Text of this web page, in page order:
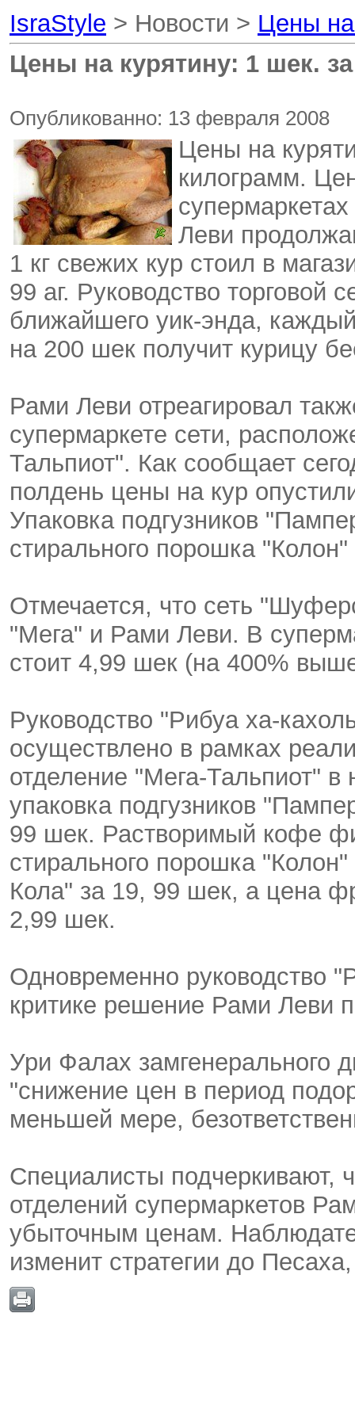
IsraStyle > Новости > Цены на
Цены на курятину: 1 шек.
Опубликованно: 13 февраля 2008
Цены на
килограмм.
Леви
1 кг свежих кур стоил в
99 аг. Руководство торговой
ближайшего уик-энда,
на 200 шек получит курицу
Рами Леви отреагировал
супермаркете сети,
Тальпиот". Как сообщает
полдень цены на кур
Упаковка подгузников
стирального порошка
Отмечается, что сеть
"Мега" и Рами Леви. В
стоит 4,99 шек (на 400%
Руководство "Рибуа ха-
осуществлено в рамках
отделение "Мега-Тальпиот"
упаковка подгузников
99 шек. Растворимый кофе
стирального порошка
Кола" за 19, 99 шек, а цена
2,99 шек.
Одновременно руководство
критике решение Рами Леви
Ури Фалах замгенерального
"снижение цен в период
меньшей мере,
Специалисты подчеркивают,
отделений супермаркетов
убыточным ценам.
изменит стратегии до